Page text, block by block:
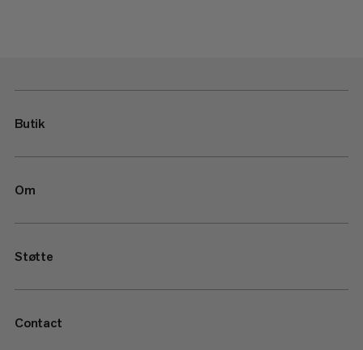
Butik
Om
Støtte
Contact